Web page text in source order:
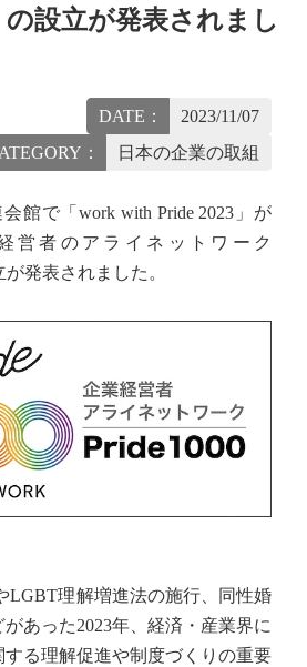
の設立が発表されまし
DATE：
2023/11/07
：
日本の企業の取組
館で「work with Pride 2023」が
営者のアライネットワーク
が発表されました。
LGBT理解増進法の施行、同性婚
あった2023年、経済・産業界に
る理解促進や制度づくりの重要